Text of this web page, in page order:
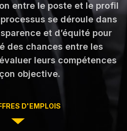
entre le poste et le profil
se déroule dans
et d’équité pour
des chances entre les
leurs compétences
objective.
D'EMPLOIS